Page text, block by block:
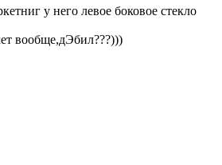
у него левое боковое стекло
вообще,дЭбил???)))